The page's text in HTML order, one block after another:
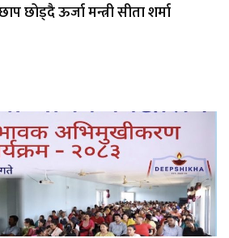
छोड्दै ऊर्जा मन्त्री सीता शर्मा